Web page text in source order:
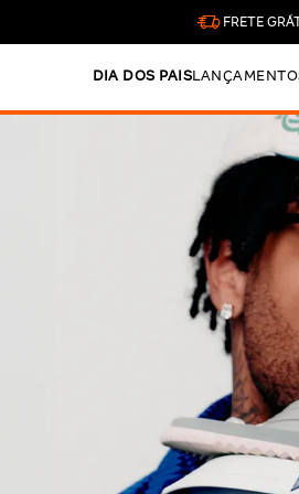
FRETE
DIA DOS PAIS